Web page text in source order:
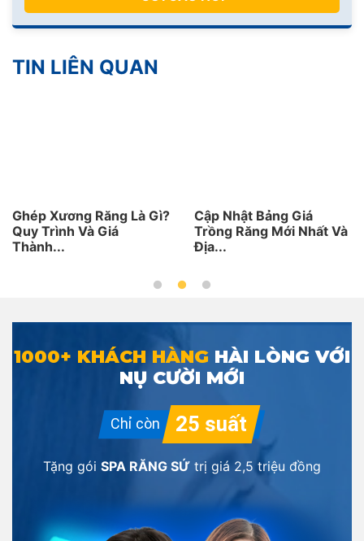
TIN LIÊN QUAN
Ghép Xương Răng Là Gì?
Quy Trình Và Giá
Thành...
Cập Nhật Bảng Giá
Trồng Răng Mới Nhất Và
Địa...
1000+ KHÁCH HÀNG HÀI LÒNG VỚI
NỤ CƯỜI MỚI
Tặng gói SPA RĂNG SỨ trị giá 2,5 triệu đồng